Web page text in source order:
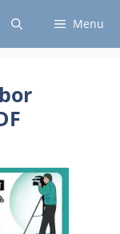
Menu